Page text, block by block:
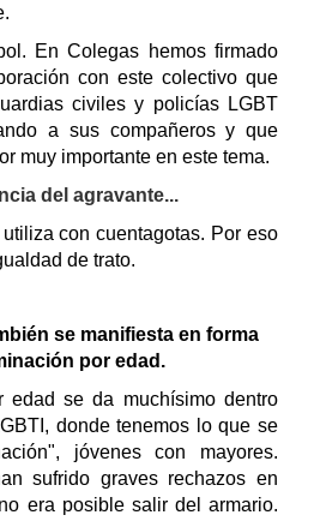
En Colegas hemos firmado
con este colectivo que
civiles y policías LGBT
a sus compañeros y que
muy importante en este tema.
del agravante...
con cuentagotas. Por eso
de trato.
se manifiesta en forma
por edad.
edad se da muchísimo dentro
donde tenemos lo que se
jóvenes con mayores.
sufrido graves rechazos en
era posible salir del armario.